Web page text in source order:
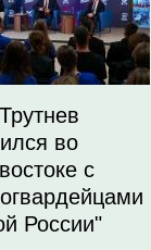
во
с
России"